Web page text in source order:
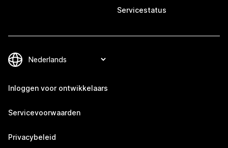
Servicestatus
Inloggen voor ontwikkelaars
Servicevoorwaarden
Privacybeleid